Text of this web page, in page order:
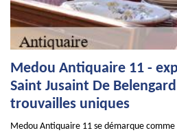
Medou Antiquaire 11 -
Saint Jusaint De
trouvailles uniques
Medou Antiquaire 11 se démarque